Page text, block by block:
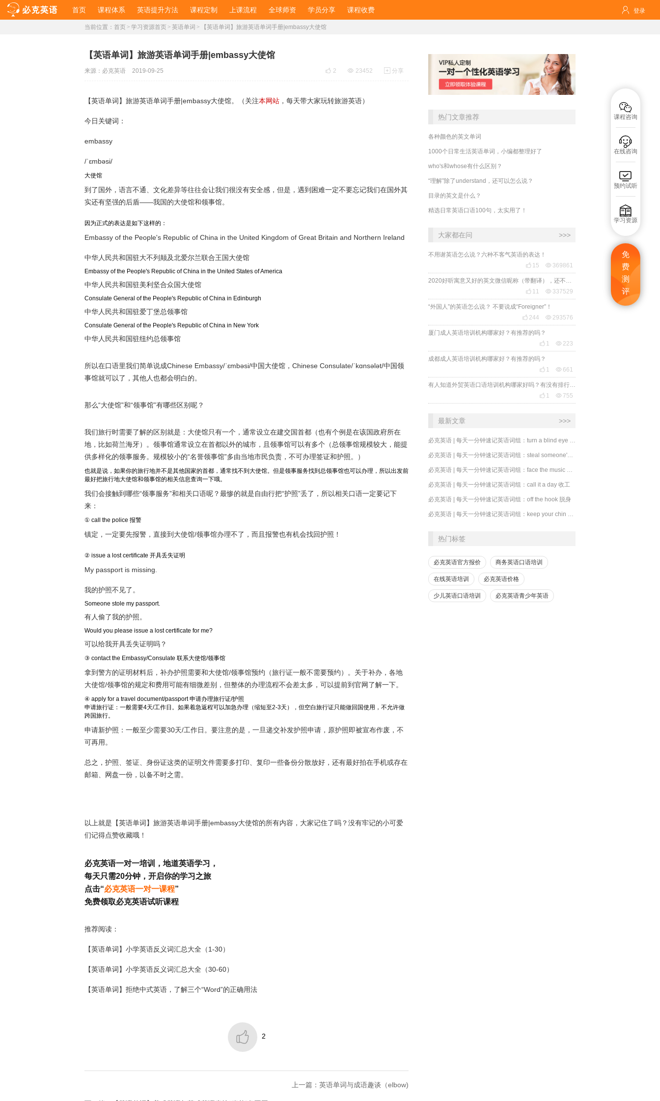
首页 课程体系 英语提升方法 课程定制 上课流程 全球师资 学员分享 课程收费  登录

课程咨询

在线咨询

预约试听

学习资源
免
费
测
评
当前位置： 首页 > 学习资源首页 > 英语单词 > 【英语单词】旅游英语单词手册|embassy大使馆
【英语单词】旅游英语单词手册|embassy大使馆
 2  23452  分享
来源： 必克英语 2019-09-25
【英语单词】旅游英语单词手册|embassy大使馆。（关注本网站 ，每天带大家玩转旅游英语）
今日关键词：
embassy
/ˈɛmbəsi/
大使馆
到了国外，语言不通、文化差异等往往会让我们很没有安全感，但是，遇到困难一定不要忘记我们在国外其
实还有坚强的后盾——我国的大使馆和领事馆。
因为正式的表达是如下这样的：
Embassy of the People's Republic of China in the United Kingdom of Great Britain and Northern Ireland
中华人民共和国驻大不列颠及北爱尔兰联合王国大使馆
Embassy of the People's Republic of China in the United States of America
中华人民共和国驻美利坚合众国大使馆
Consulate General of the People's Republic of China in Edinburgh
中华人民共和国驻爱丁堡总领事馆
Consulate General of the People's Republic of China in New York
中华人民共和国驻纽约总领事馆
所以在口语里我们简单说成Chinese Embassy/ˈɛmbəsi/中国大使馆，Chinese Consulate/ˈkɑnsələt/中国领
事馆就可以了，其他人也都会明白的。
那么“大使馆”和“领事馆”有哪些区别呢？
我们旅行时需要了解的区别就是：大使馆只有一个，通常设立在建交国首都（也有个例是在该国政府所在
地，比如荷兰海牙）。领事馆通常设立在首都以外的城市，且领事馆可以有多个（总领事馆规模较大，能提
供多样化的领事服务。规模较小的“名誉领事馆”多由当地市民负责，不可办理签证和护照。）
也就是说，如果你的旅行地并不是其他国家的首都，通常找不到大使馆。但是领事服务找到总领事馆也可以办理，所以出发前
最好把旅行地大使馆和领事馆的相关信息查询一下哦。
我们会接触到哪些“领事服务”和相关口语呢？最惨的就是自由行把“护照”丢了，所以相关口语一定要记下
来：
① call the police 报警
镇定，一定要先报警，直接到大使馆/领事馆办理不了，而且报警也有机会找回护照！
② issue a lost certificate 开具丢失证明
My passport is missing.
我的护照不见了。
Someone stole my passport.
有人偷了我的护照。
Would you please issue a lost certificate for me?
可以给我开具丢失证明吗？
③ contact the Embassy/Consulate 联系大使馆/领事馆
拿到警方的证明材料后，补办护照需要和大使馆/领事馆预约（旅行证一般不需要预约）。关于补办，各地
大使馆/领事馆的规定和费用可能有细微差别，但整体的办理流程不会差太多，可以提前到官网了解一下。
④ apply for a travel document/passport 申请办理旅行证/护照
申请旅行证：一般需要4天/工作日。如果着急返程可以加急办理（缩短至2-3天），但空白旅行证只能做回国使用，不允许做
跨国旅行。
申请新护照：一般至少需要30天/工作日。要注意的是，一旦递交补发护照申请，原护照即被宣布作废，不
可再用。
总之，护照、签证、身份证这类的证明文件需要多打印、复印一些备份分散放好，还有最好拍在手机或存在
邮箱、网盘一份，以备不时之需。
以上就是【英语单词】旅游英语单词手册|embassy大使馆的所有内容，大家记住了吗？没有牢记的小可爱
们记得点赞收藏哦！
必克英语一对一培训，地道英语学习，
每天只需20分钟，开启你的学习之旅
点击“必克英语一对一课程”
免费领取必克英语试听课程
推荐阅读：
【英语单词】小学英语反义词汇总大全（1-30）
【英语单词】小学英语反义词汇总大全（30-60）
【英语单词】拒绝中式英语，了解三个“Word”的正确用法
 2
上一篇：英语单词与成语趣谈（elbow)
热门文章推荐
各种颜色的英文单词
1000个日常生活英语单词，小编都整理好了
who's和whose有什么区别？
“理解”除了understand，还可以怎么说？
目录的英文是什么？
精选日常英语口语100句，太实用了！
大家都在问 >>>
不用谢英语怎么说？六种不客气英语的表达！
 15  369861
 11  337529
“外国人”的英语怎么说？ 不要说成“Foreigner”！
 244  293576
厦门成人英语培训机构哪家好？有推荐的吗？
 1  223
成都成人英语培训机构哪家好？有推荐的吗？
 1  661
 1  755
最新文章 >>>
​必克英语 | 每天一分钟速记英语词组：call it a day 收工
​必克英语 | 每天一分钟速记英语词组：off the hook 脱身
热门标签
必克英语官方报价 商务英语口语培训
在线英语培训 必克英语价格
少儿英语口语培训 必克英语青少年英语